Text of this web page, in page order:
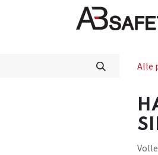
Winkel CE
Alle